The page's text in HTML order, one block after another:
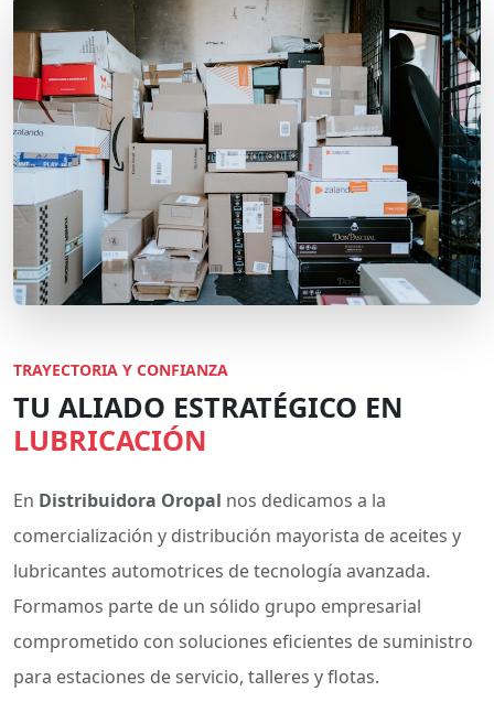
TRAYECTORIA Y CONFIANZA
TU ALIADO ESTRATÉGICO EN
LUBRICACIÓN
En Distribuidora Oropal nos dedicamos a la
comercialización y distribución mayorista de aceites y
lubricantes automotrices de tecnología avanzada.
Formamos parte de un sólido grupo empresarial
comprometido con soluciones eficientes de suministro
para estaciones de servicio, talleres y flotas.